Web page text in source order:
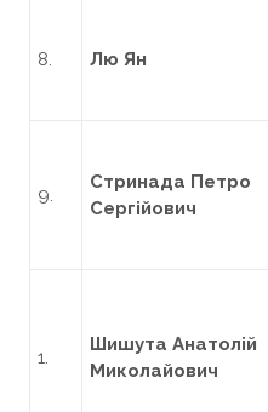
8. Лю Ян
9.
Стринада Петро
Сергійович
1.
Шишута Анатолій
Миколайович